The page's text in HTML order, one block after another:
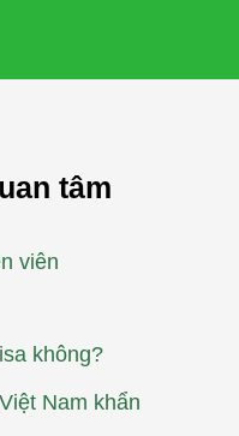
tâm
viên
không?
Nam khẩn